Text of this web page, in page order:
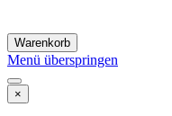
Warenkorb
Menü überspringen
×